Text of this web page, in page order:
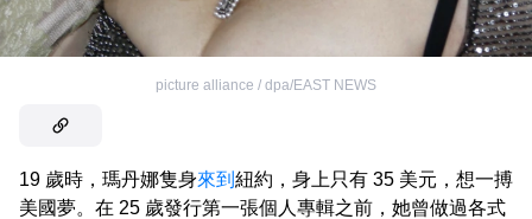
picture alliance / dpa/EAST NEWS
19 歲時，瑪丹娜隻身來到 紐約，身上只有 35 美元，想一搏
美國夢。在 25 歲發行第一張個人專輯之前，她曾做過各式